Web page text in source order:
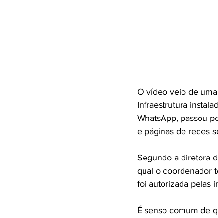
O vídeo veio de
Infraestrutura
WhatsApp, passou
e páginas de redes
Segundo a diretora
qual o coordenador
foi autorizada pelas
É senso comum de